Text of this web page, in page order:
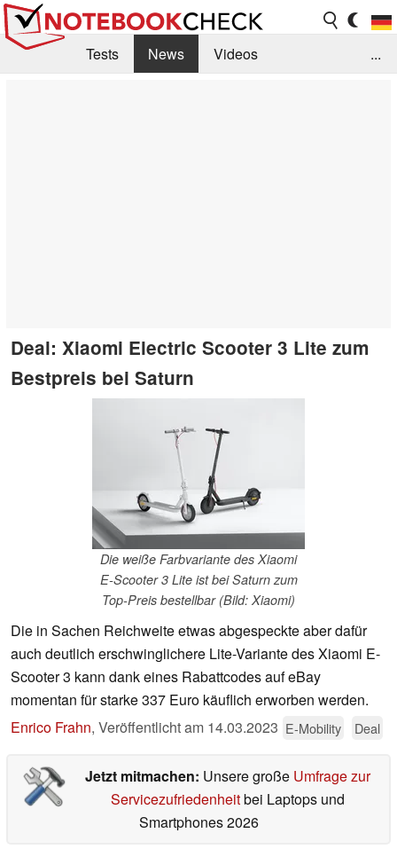
Tests News
Videos
...
Deal: Xiaomi Electric Scooter 3 Lite zum
Bestpreis bei Saturn
Die weiße Farbvariante des Xiaomi
E-Scooter 3 Lite ist bei Saturn zum
Top-Preis bestellbar (Bild: Xiaomi)
Die in Sachen Reichweite etwas abgespeckte aber dafür
auch deutlich erschwinglichere Lite-Variante des Xiaomi E-
Scooter 3 kann dank eines Rabattcodes auf eBay
momentan für starke 337 Euro käuflich erworben werden.
Enrico Frahn, Veröffentlicht am 14.03.2023 E-Mobility Deal
Jetzt mitmachen: Unsere große Umfrage zur
Servicezufriedenheitbei Laptops und
Smartphones 2026